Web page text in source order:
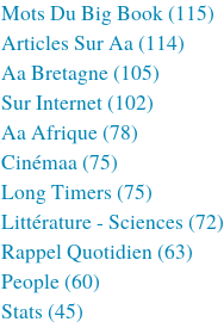
Mots Du Big Book(115)
Articles Sur Aa(114)
Aa Bretagne(105)
Sur Internet(102)
Aa Afrique(78)
Cinémaa(75)
Long Timers (75)
Littérature - Sciences (72)
Rappel Quotidien(63)
People(60)
Stats (45)